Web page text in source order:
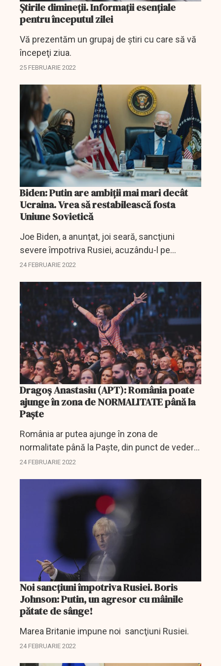
Ştirile dimineţii. Informaţii esenţiale
pentru începutul zilei
Vă prezentăm un grupaj de ştiri cu care să vă
începeţi ziua.
25 FEBRUARIE 2022
Biden: Putin are ambiţii mai mari decât
Ucraina. Vrea să restabilească fosta
Uniune Sovietică
Joe Biden, a anunţat, joi seară, sancţiuni
severe împotriva Rusiei, acuzându-l pe
Vladimir Putin, că a ales războiul, astfel că va
24 FEBRUARIE 2022
Dragoş Anastasiu (APT): România poate
ajunge în zona de NORMALITATE până la
Paşte
România ar putea ajunge în zona de
normalitate până la Paşte, din punct de vedere
al restricţiilor care au fost luate pentru oprirea
preşedintele...
24 FEBRUARIE 2022
Noi sancţiuni împotriva Rusiei. Boris
Johnson: Putin, un agresor cu mâinile
pătate de sânge!
Marea Britanie impune noi sancţiuni Rusiei.
24 FEBRUARIE 2022